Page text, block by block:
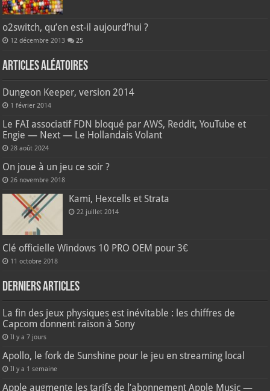
o2switch, qu’en est-il aujourd’hui ?
12 décembre 2013 25
Articles aléatoires
Dungeon Keeper, version 2014
1 février 2014
Le FAI associatif FDN bloqué par AWS, Reddit, YouTube et
Engie — Next — Le Hollandais Volant
28 août 2024
On joue à un jeu ce soir ?
26 novembre 2018
Kami, Hexcells et Strata
22 juillet 2014
Clé officielle Windows 10 PRO OEM pour 3€
11 octobre 2018
Derniers articles
La fin des jeux physiques est inévitable : les chiffres de
Capcom donnent raison à Sony
Il y a 7 jours
Apollo, le fork de Sunshine pour le jeu en streaming local
Il y a 1 semaine
Apple augmente les tarifs de l’abonnement Apple Music —